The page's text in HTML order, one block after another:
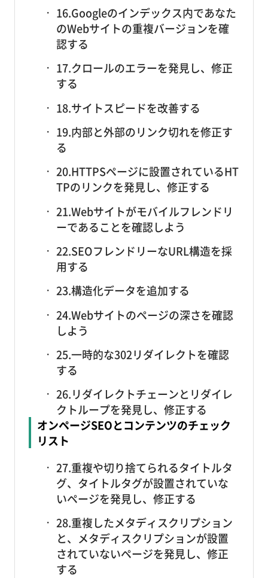
16.Googleのインデックス内であなた
のWebサイトの重複バージョンを確
認する
17.クロールのエラーを発見し、修正
する
18.サイトスピードを改善する
19.内部と外部のリンク切れを修正す
る
20.HTTPSページに設置されているHT
TPのリンクを発見し、修正する
21.Webサイトがモバイルフレンドリ
ーであることを確認しよう
22.SEOフレンドリーなURL構造を採
用する
23.構造化データを追加する
24.Webサイトのページの深さを確認
しよう
25.一時的な302リダイレクトを確認
する
26.リダイレクトチェーンとリダイレ
クトループを発見し、修正する
オンページSEOとコンテンツのチェック
リスト
27.重複や切り捨てられるタイトルタ
グ、タイトルタグが設置されていな
いページを発見し、修正する
28.重複したメタディスクリプション
と、メタディスクリプションが設置
されていないページを発見し、修正
する